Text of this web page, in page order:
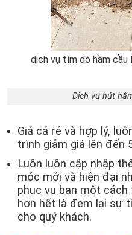
dịch vụ tìm dò hầm cầu
Dịch vụ hút
Giá cả rẻ và hợp lý,
trình giảm giá lên đến
Luôn luôn cập nhập
móc mới và hiện đại
phục vụ bạn một
hơn hết là đem lại sự
cho quý khách.